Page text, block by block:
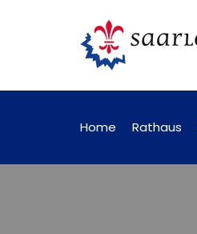
künftig online abrufbar
Home Rathaus